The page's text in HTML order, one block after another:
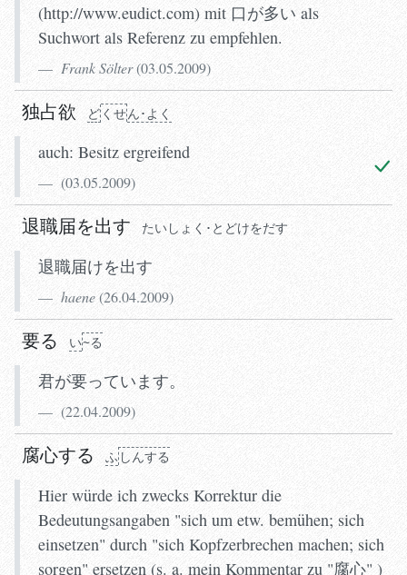
(http://www.eudict.com) mit 口が多い als
Suchwort als Referenz zu empfehlen.
Frank Sölter(03.05.2009)
独占欲 ど くせん･よく
auch: Besitz ergreifend
(03.05.2009)
退職届を出す たいしょく･とどけをだす
退職届けを出す
haene(26.04.2009)
要る い~る
君が要っています。
(22.04.2009)
腐心する ふ しんする
Hier würde ich zwecks Korrektur die
Bedeutungsangaben "sich um etw. bemühen; sich
einsetzen" durch "sich Kopfzerbrechen machen; sich
sorgen" ersetzen (s. a. mein Kommentar zu "腐心" )